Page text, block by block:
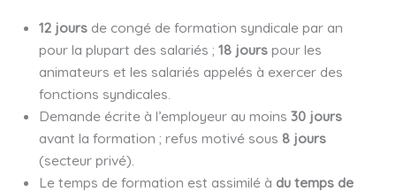
12 joursde congé de formation syndicale par an
pour la plupart des salariés ; 18 jourspour les
animateurs et les salariés appelés à exercer des
fonctions syndicales.
Demande écrite à l’employeur au moins 30 jours
avant la formation ; refus motivé sous 8 jours
(secteur privé).
Le temps de formation est assimilé à du temps de